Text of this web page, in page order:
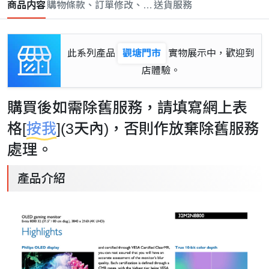
商品内容購物條款、訂單修改、取消與退款政策
送貨服務
此系列產品 觀塘門市
實物展示中，歡迎到
店體驗。
購買後如需除舊服務，請填寫網上表
格[按我](3天內)，否則作放棄除舊服務
處理。
產品介紹